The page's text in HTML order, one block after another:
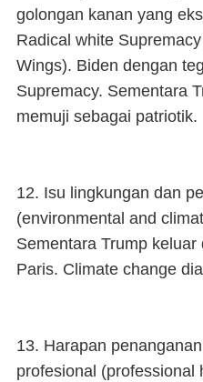
golongan kanan yang
Radical white
Wings). Biden dengan
Supremacy. Sementara
memuji sebagai patriotik.
12. Isu lingkungan dan
(environmental and
Sementara Trump
Paris. Climate change
13. Harapan
profesional (professional